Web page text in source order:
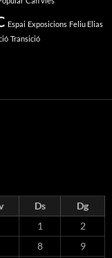
Espai Exposicions Feliu Elias
Transició
Ds
Dg
1
2
8 9